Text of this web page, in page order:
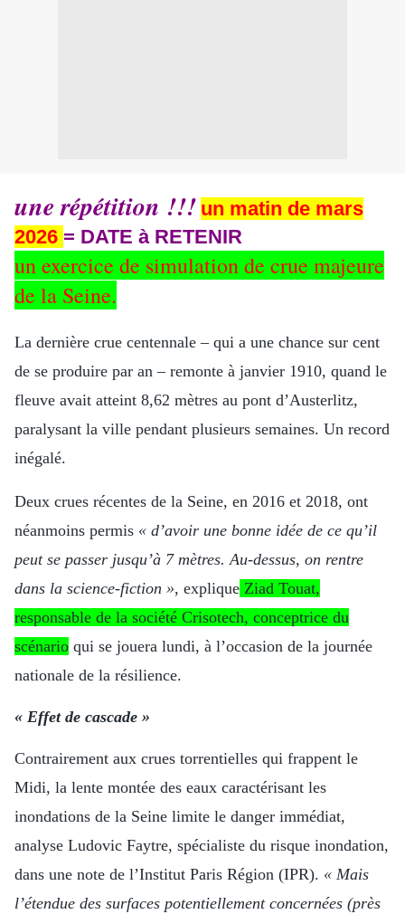
une répétition !!! un matin de mars
2026 = DATE à RETENIR
un exercice de simulation de crue majeure
de la Seine.
La dernière crue centennale – qui a une chance sur cent
de se produire par an – remonte à janvier 1910, quand le
fleuve avait atteint 8,62 mètres au pont d’Austerlitz,
paralysant la ville pendant plusieurs semaines. Un record
inégalé.
Deux crues récentes de la Seine, en 2016 et 2018, ont
néanmoins permis « d’avoir une bonne idée de ce qu’il
peut se passer jusqu’à 7 mètres. Au-dessus, on rentre
dans la science-fiction », explique Ziad Touat,
responsable de la société Crisotech, conceptrice du
scénario qui se jouera lundi, à l’occasion de la journée
nationale de la résilience.
« Effet de cascade »
Contrairement aux crues torrentielles qui frappent le
Midi, la lente montée des eaux caractérisant les
inondations de la Seine limite le danger immédiat,
analyse Ludovic Faytre, spécialiste du risque inondation,
dans une note de l’Institut Paris Région (IPR). « Mais
l’étendue des surfaces potentiellement concernées (près